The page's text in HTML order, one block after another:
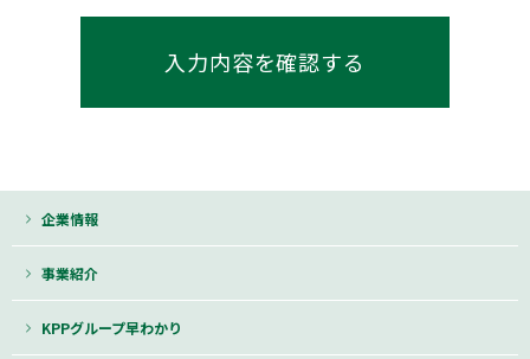
企業情報
事業紹介
KPPグループ早わかり